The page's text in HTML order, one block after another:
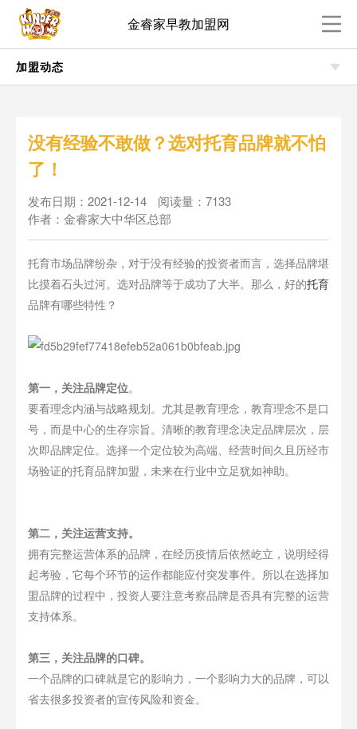
金睿家早教加盟网
加盟动态
没有经验不敢做？选对托育品牌就不怕
了！
发布日期：2021-12-14
阅读量：7133
作者：金睿家大中华区总部
托育市场品牌纷杂，对于没有经验的投资者而言，选择品牌堪
比摸着石头过河。选对品牌等于成功了大半。那么，好的托育
品牌有哪些特性？
第一，关注品牌定位。
要看理念内涵与战略规划。尤其是教育理念，教育理念不是口
号，而是中心的生存宗旨。清晰的教育理念决定品牌层次，层
次即品牌定位。选择一个定位较为高端、经营时间久且历经市
场验证的托育品牌加盟，未来在行业中立足犹如神助。
第二，关注运营支持。
拥有完整运营体系的品牌，在经历疫情后依然屹立，说明经得
起考验，它每个环节的运作都能应付突发事件。所以在选择加
盟品牌的过程中，投资人要注意考察品牌是否具有完整的运营
支持体系。
第三，关注品牌的口碑。
一个品牌的口碑就是它的影响力，一个影响力大的品牌，可以
省去很多投资者的宣传风险和资金。